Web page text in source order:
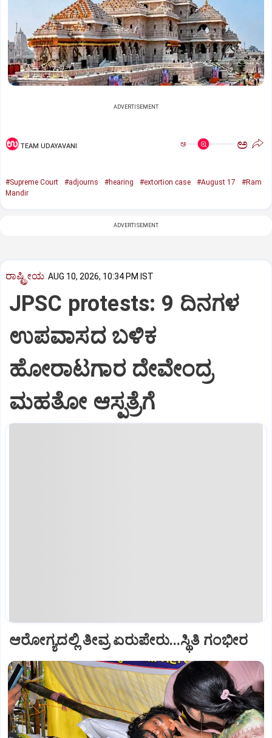
ADVERTISEMENT
TEAM UDAYAVANI ಅ ಅ
#Supreme Court #adjourns #hearing #extortion case #August 17
#Ram
Mandir
ADVERTISEMENT
ರಾಷ್ಟ್ರೀಯ AUG 10, 2026, 10:34 PM IST
JPSC protests: 9 ದಿನಗಳ
ಉಪವಾಸದ ಬಳಿಕ
ಹೋರಾಟಗಾರ ದೇವೇಂದ್ರ
ಮಹತೋ ಆಸ್ಪತ್ರೆಗೆ
ಆರೋಗ್ಯದಲ್ಲಿ ತೀವ್ರ ಏರುಪೇರು...ಸ್ಥಿತಿ ಗಂಭೀರ